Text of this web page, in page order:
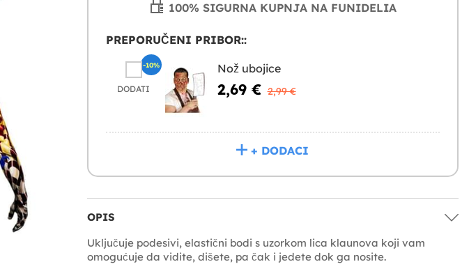
100% SIGURNA KUPNJA NA FUNIDELIA
PREPORUČENI PRIBOR::
DODATI
Nož ubojice
2,69 € 2,99 €
-10%
+ DODACI
OPIS
Uključuje podesivi, elastični bodi s uzorkom lica klaunova koji vam
omogućuje da vidite, dišete, pa čak i jedete dok ga nosite.